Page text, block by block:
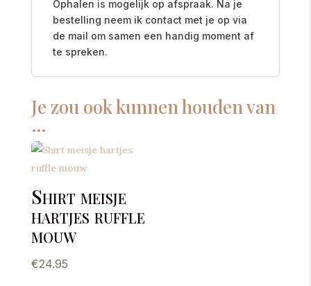
Ophalen is mogelijk op afspraak. Na je
bestelling neem ik contact met je op via
de mail om samen een handig moment af
te spreken.
Je zou ook kunnen houden van
…
Shirt meisje
hartjes ruffle
mouw
€24.95